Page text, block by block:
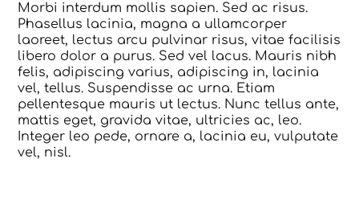
Morbi interdum mollis sapien. Sed ac risus.
Phasellus lacinia, magna a ullamcorper
laoreet, lectus arcu pulvinar risus, vitae facilisis
libero dolor a purus. Sed vel lacus. Mauris nibh
felis, adipiscing varius, adipiscing in, lacinia
vel, tellus. Suspendisse ac urna. Etiam
pellentesque mauris ut lectus. Nunc tellus ante,
mattis eget, gravida vitae, ultricies ac, leo.
Integer leo pede, ornare a, lacinia eu, vulputate
vel, nisl.